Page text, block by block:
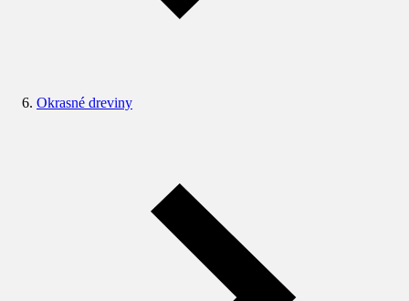
Okrasné dreviny